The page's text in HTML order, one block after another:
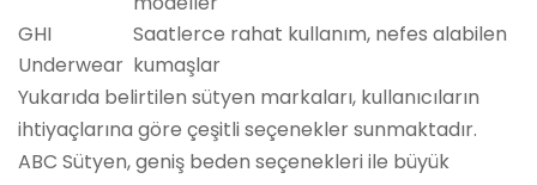
GHI
Underwear
Saatlerce rahat kullanım, nefes alabilen
kumaşlar
Yukarıda belirtilen sütyen markaları, kullanıcıların
ihtiyaçlarına göre çeşitli seçenekler sunmaktadır.
ABC Sütyen, geniş beden seçenekleri ile büyük